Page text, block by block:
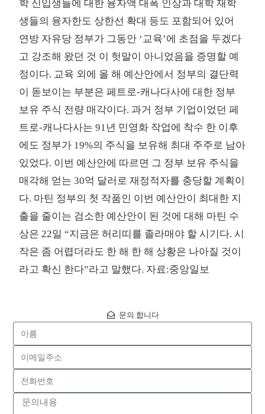
학 신입생들에 대한 융자액 대폭 인상과 대학 재학
생들의 융자한도 상한선 확대 등도 포함되어 있어
연방 자유당 정부가 그동안 ‘교육’에 초점을 두겠다
고 강조해 왔던 것 이 헛말이 아니었음을 증명할 예
정이다. 교육 외에 올 해 예산안에서 정부의 결단력
이 돋보이는 부분은 페트로-캐나다사에 대한 정부
보유 주식 전량 매각이다. 과거 정부 기업이었던 페
트로-캐나다사는 91년 민영화 작업에 착수 한 이후
에도 정부가 19%의 주식을 보유해 최대 주주로 남아
있었다. 이번 예산안에 따르면 그 정부 보유 주식을
매각해 얻는 30억 달러로 재정적자를 충당할 계획이
다. 마틴 정부의 첫 작품인 이번 예산안이 최대한 지
출을 줄이는 검소한 예산안이 된 것에 대해 마틴 수
상은 22일 “지금은 허리띠를 졸라매야 할 시기다. 시
작은 좀 어렵더라도 한 해 한 해 상황은 나아질 것이
라고 확신 한다”라고 말했다. 자료:중앙일보
문의 합니다